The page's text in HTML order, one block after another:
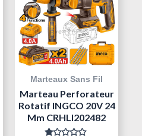
290,000 د.ت.
Marteaux Sans Fil
Marteau Perforateur
Rotatif INGCO 20V 24
Mm CRHLI202482
Était :
350,000 د.ت.